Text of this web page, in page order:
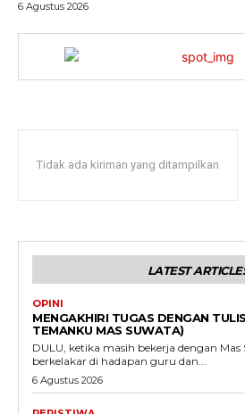
6 Agustus 2026
Tidak ada kiriman yang ditampilkan
LATEST
OPINI
MENGAKHIRI TUGAS DENGAN
TEMANKU MAS SUWATA)
DULU, ketika masih bekerja dengan Mas
berkelakar di hadapan guru dan...
6 Agustus 2026